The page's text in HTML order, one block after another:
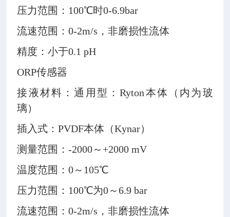
压力范围：100℃时0-6.9bar
流速范围：0-2m/s，非磨损性流体
精度：小于0.1 pH
ORP传感器
接液材料：通用型：Ryton本体（内为玻
璃）
插入式：PVDF本体（Kynar）
测量范围：-2000～+2000 mV
温度范围：0～105℃
压力范围：100℃为0～6.9 bar
流速范围：0-2m/s，非磨损性流体